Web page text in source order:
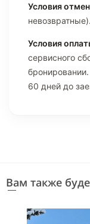
Условия
невозвратные).
Условия
сервисного
60 дней до
Вам также